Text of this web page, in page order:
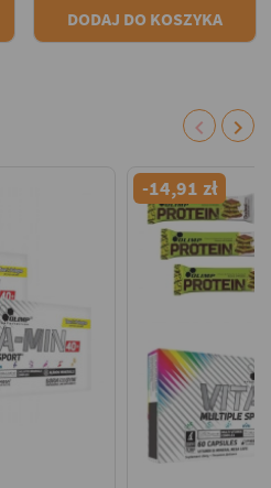
DODAJ DO KOSZYKA
chevron_right
chevron_left
-14,91 zł